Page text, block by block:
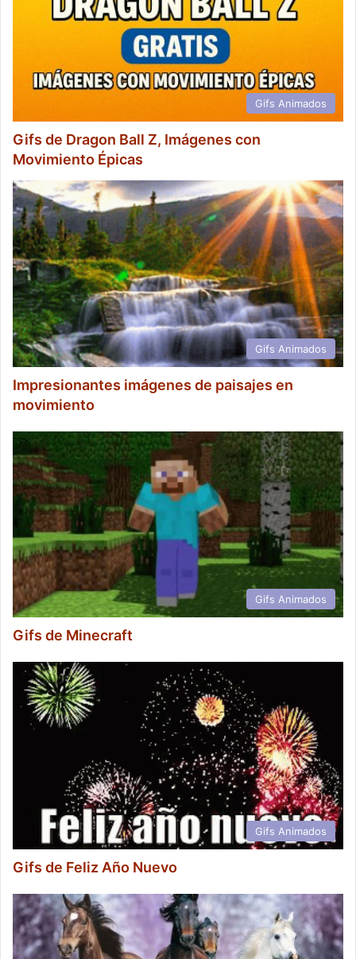
Gifs Animados
Gifs de Dragon Ball Z, Imágenes con
Movimiento Épicas
Gifs Animados
Impresionantes imágenes de paisajes en
movimiento
Gifs Animados
Gifs de Minecraft
Gifs Animados
Gifs de Feliz Año Nuevo